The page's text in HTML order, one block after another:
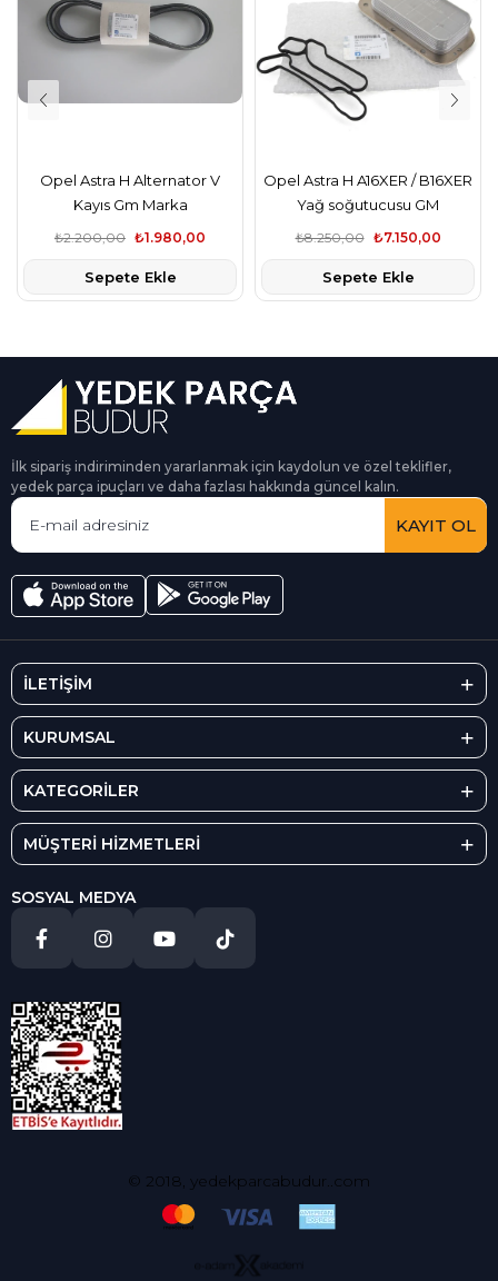
Opel Astra H Alternator V
Kayıs Gm Marka
₺1.980,00
₺2.200,00
Sepete Ekle
Opel Astra H A16XER / B16XER
Yağ soğutucusu GM
₺7.150,00
₺8.250,00
Sepete Ekle
İlk sipariş indiriminden yararlanmak için kaydolun ve özel teklifler,
yedek parça ipuçları ve daha fazlası hakkında güncel kalın.
KAYIT OL
İLETİŞİM
KURUMSAL
KATEGORİLER
MÜŞTERİ HİZMETLERİ
SOSYAL MEDYA
© 2018, yedekparcabudur..com